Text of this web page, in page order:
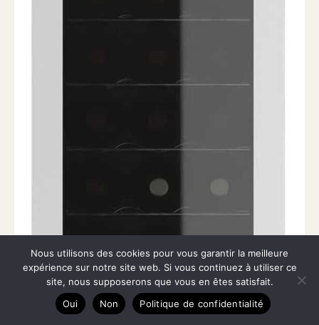
Nous utilisons des cookies pour vous garantir la meilleure
expérience sur notre site web. Si vous continuez à utiliser ce
site, nous supposerons que vous en êtes satisfait.
Oui
Non Politique de confidentialité